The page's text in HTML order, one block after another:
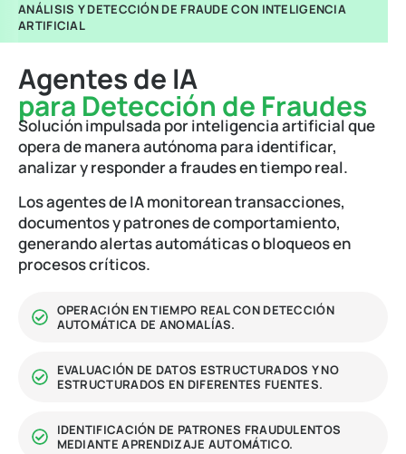
ANÁLISIS Y DETECCIÓN DE FRAUDE CON INTELIGENCIA
ARTIFICIAL
Agentes de IA
para Detección de Fraudes
Solución impulsada por inteligencia artificial que
opera de manera autónoma para identificar,
analizar y responder a fraudes en tiempo real.
Los agentes de IA monitorean transacciones,
documentos y patrones de comportamiento,
generando alertas automáticas o bloqueos en
procesos críticos.
OPERACIÓN EN TIEMPO REAL CON DETECCIÓN
AUTOMÁTICA DE ANOMALÍAS.
EVALUACIÓN DE DATOS ESTRUCTURADOS Y NO
ESTRUCTURADOS EN DIFERENTES FUENTES.
IDENTIFICACIÓN DE PATRONES FRAUDULENTOS
MEDIANTE APRENDIZAJE AUTOMÁTICO.